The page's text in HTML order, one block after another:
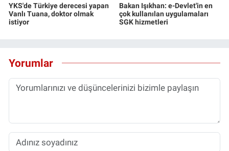
YKS'de Türkiye derecesi yapan
Vanlı Tuana, doktor olmak
istiyor
Bakan Işıkhan: e-Devlet'in en
çok kullanılan uygulamaları
SGK hizmetleri
Yorumlar